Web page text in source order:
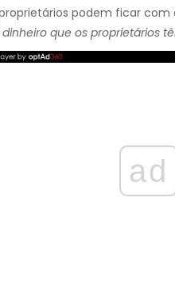
proprietários podem ficar
que os proprietários
ad